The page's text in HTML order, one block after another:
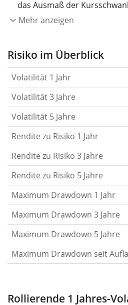
das Ausmaß der
eines Jahres wider.
Aktie, des ETF, usw.) in der
gelten im Allgemeinen als
berechnen die Volatilität
letzten 1, 3 und 5 Jahre,
die Kursschwankungen im
oder schwächer wurden.
findest du in unserem Artikel:
Risikomaß.
Rendite pro Risikofür
Jahren. Diese Kennzahl ist
annualisierte (d. h. auf einen
umgerechnete) historische
historische annualisierte
Risiko setzt die historische
das Ausmaß der
Mehr anzeigen
Risiko im Überblick
Volatilität 1 Jahr
Volatilität 3 Jahre
Volatilität 5 Jahre
Rendite zu Risiko 1 Jahr
Rendite zu Risiko 3 Jahre
Rendite zu Risiko 5 Jahre
Maximum Drawdown 1 Jahr
Maximum Drawdown 3 Jahre
Maximum Drawdown 5 Jahre
Maximum Drawdown seit
Rollierende 1 Jahres-